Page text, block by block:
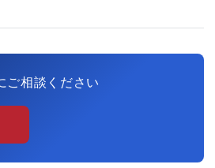
ご相談ください